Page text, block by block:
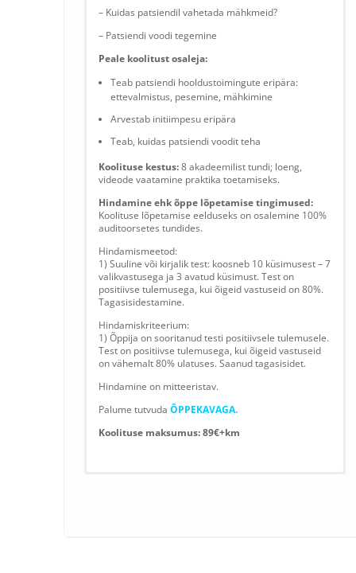
– Kuidas patsiendil vahetada mähkmeid?
– Patsiendi voodi tegemine
Peale koolitust osaleja:
Teab patsiendi hooldustoimingute eripära:
ettevalmistus, pesemine, mähkimine
Arvestab initiimpesu eripära
Teab, kuidas patsiendi voodit teha
Koolituse kestus:8 akadeemilist tundi; loeng,
videode vaatamine praktika toetamiseks.
Hindamine ehk õppe lõpetamise tingimused:
Koolituse lõpetamise eelduseks on osalemine 100%
auditoorsetes tundides.
Hindamismeetod:
1) Suuline või kirjalik test: koosneb 10 küsimusest – 7
valikvastusega ja 3 avatud küsimust. Test on
positiivse tulemusega, kui õigeid vastuseid on 80%.
Tagasisidestamine.
Hindamiskriteerium:
1) Õppija on sooritanud testi positiivsele tulemusele.
Test on positiivse tulemusega, kui õigeid vastuseid
on vähemalt 80% ulatuses. Saanud tagasisidet.
Hindamine on mitteeristav.
Palume tutvuda ÕPPEKAVAGA.
Koolituse maksumus: 89€+km